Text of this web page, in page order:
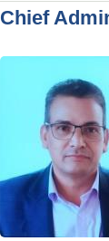
Chief